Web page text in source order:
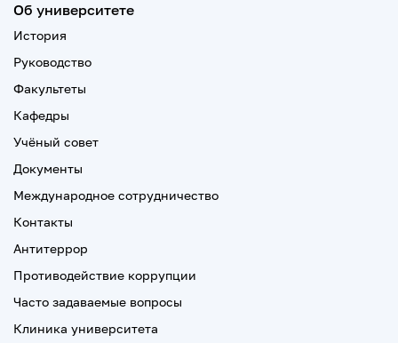
Об университете
История
Руководство
Факультеты
Кафедры
Учёный совет
Документы
Международное сотрудничество
Контакты
Антитеррор
Противодействие коррупции
Часто задаваемые вопросы
Клиника университета